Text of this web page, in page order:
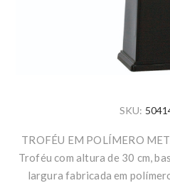
SKU:
TROFÉU EM POLÍMERO
Troféu com altura de 30 cm,
largura fabricada em